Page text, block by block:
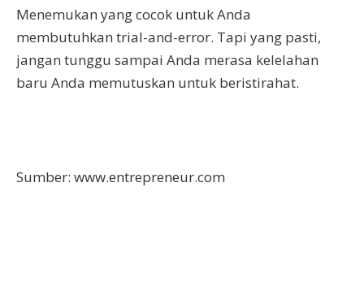
Menemukan yang cocok untuk Anda
membutuhkan trial-and-error. Tapi yang pasti,
jangan tunggu sampai Anda merasa kelelahan
baru Anda memutuskan untuk beristirahat.
Sumber: www.entrepreneur.com